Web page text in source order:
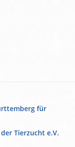
für
Tierzucht e.V.